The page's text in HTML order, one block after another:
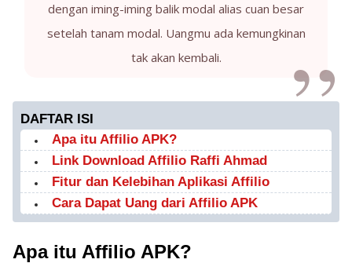
dengan iming-iming balik modal alias cuan besar
setelah tanam modal. Uangmu ada kemungkinan
tak akan kembali.
DAFTAR ISI
Apa itu Affilio APK?
Link Download Affilio Raffi Ahmad
Fitur dan Kelebihan Aplikasi Affilio
Cara Dapat Uang dari Affilio APK
Apa itu Affilio APK?